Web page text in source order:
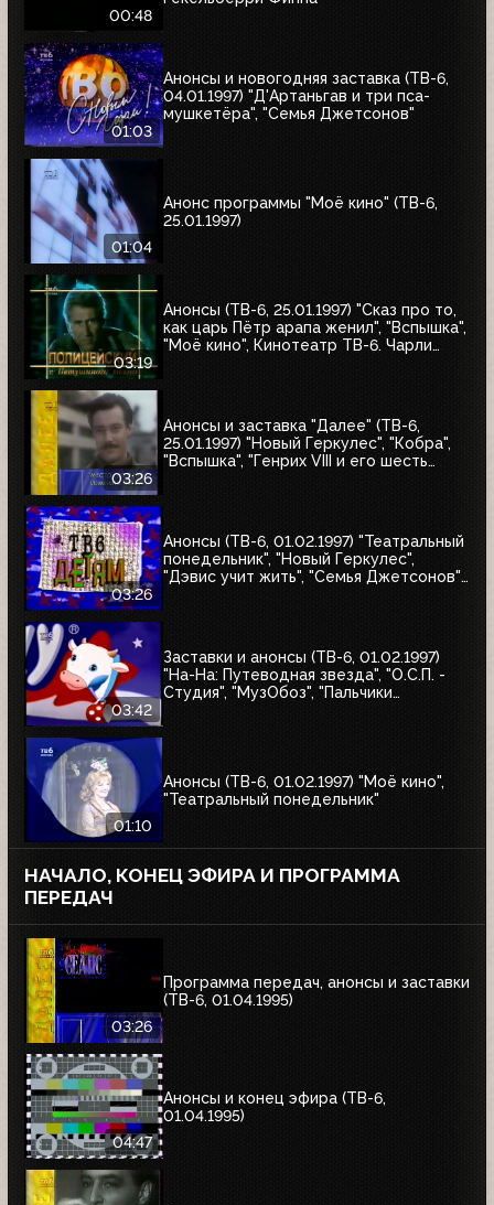
00:48
01:03
Анонсы и новогодняя заставка (ТВ-6,
04.01.1997) "Д'Артаньгав и три пса-
мушкетёра", "Семья Джетсонов"
01:04
Анонс программы "Моё кино" (ТВ-6,
25.01.1997)
03:19
Анонсы (ТВ-6, 25.01.1997) "Сказ про то,
как царь Пётр арапа женил", "Вспышка",
"Моё кино", Кинотеатр ТВ-6. Чарли
03:26
Анонсы и заставка "Далее" (ТВ-6,
25.01.1997) "Новый Геркулес", "Кобра",
"Вспышка", "Генрих VIII и его шесть
03:26
Анонсы (ТВ-6, 01.02.1997) "Театральный
понедельник", "Новый Геркулес",
"Дэвис учит жить", "Семья Джетсонов",
03:42
Заставки и анонсы (ТВ-6, 01.02.1997)
"На-На: Путеводная звезда", "О.С.П. -
Студия", "МузОбоз", "Пальчики
01:10
Анонсы (ТВ-6, 01.02.1997) "Моё кино",
"Театральный понедельник"
НАЧАЛО, КОНЕЦ ЭФИРА И ПРОГРАММА
ПЕРЕДАЧ
03:26
Программа передач, анонсы и заставки
(ТВ-6, 01.04.1995)
04:47
Анонсы и конец эфира (ТВ-6,
01.04.1995)